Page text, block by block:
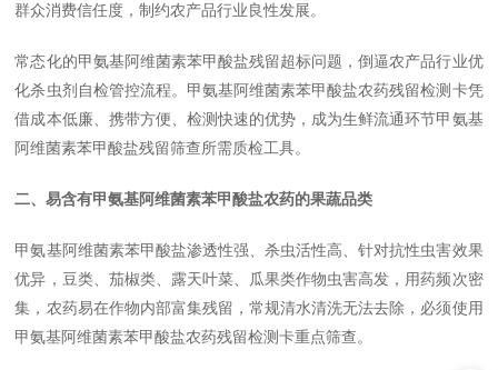
群众消费信任度，制约农产品行业良性发展。
常态化的甲氨基阿维菌素苯甲酸盐残留超标问题，倒逼农产品行业优
化杀虫剂自检管控流程。甲氨基阿维菌素苯甲酸盐农药残留检测卡凭
借成本低廉、携带方便、检测快速的优势，成为生鲜流通环节甲氨基
阿维菌素苯甲酸盐残留筛查所需质检工具。
二、易含有甲氨基阿维菌素苯甲酸盐农药的果蔬品类
甲氨基阿维菌素苯甲酸盐渗透性强、杀虫活性高、针对抗性虫害效果
优异，豆类、茄椒类、露天叶菜、瓜果类作物虫害高发，用药频次密
集，农药易在作物内部富集残留，常规清水清洗无法去除，必须使用
甲氨基阿维菌素苯甲酸盐农药残留检测卡重点筛查。